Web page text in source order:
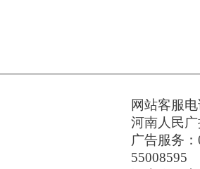
网站客服
河南人民
广告服务
55008595